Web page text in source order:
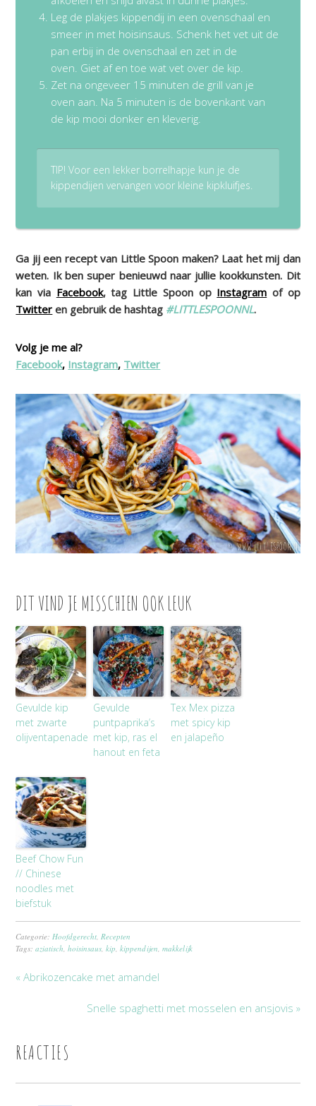
Leg de plakjes kippendij in een ovenschaal en
smeer in met hoisinsaus. Schenk het vet uit de
pan erbij in de ovenschaal en zet in de
oven. Giet af en toe wat vet over de kip.
Zet na ongeveer 15 minuten de grill van je
oven aan. Na 5 minuten is de bovenkant van
de kip mooi donker en kleverig.
TIP! Voor een lekker borrelhapje kun je de
kippendijen vervangen voor kleine kipkluifjes.
Ga jij een recept van Little Spoon maken? Laat het mij dan
weten. Ik ben super benieuwd naar jullie kookkunsten. Dit
kan via Facebook, tag Little Spoon op Instagram of op
Twitter en gebruik de hashtag #LITTLESPOONNL.
Volg je me al?
Facebook, Instagram, Twitter
DIT VIND JE MISSCHIEN OOK LEUK
Gevulde kip
met zwarte
olijventapenade
Gevulde
puntpaprika’s
met kip, ras el
hanout en feta
Tex Mex pizza
met spicy kip
en jalapeño
Beef Chow Fun
// Chinese
noodles met
biefstuk
Categorie:Hoofdgerecht,Recepten
Tags:aziatisch,hoisinsaus,kip,kippendijen,makkelijk
« Abrikozencake met amandel
Snelle spaghetti met mosselen en ansjovis »
REACTIES